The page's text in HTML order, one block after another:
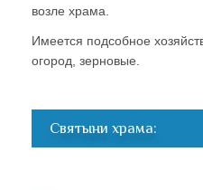
возле храма.
Имеется подсобное
огород, зерновые.
Святыни храма: